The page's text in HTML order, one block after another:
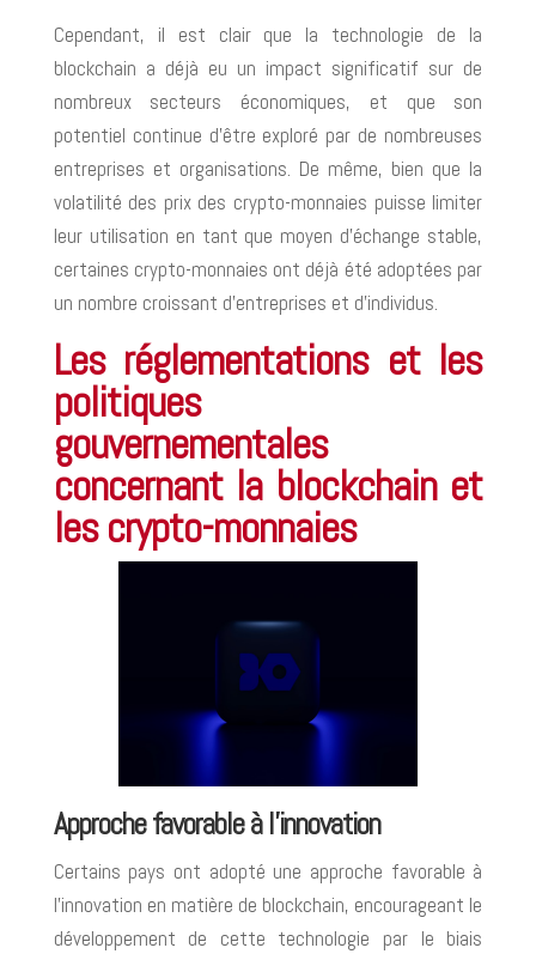
Cependant, il est clair que la technologie de la
blockchain a déjà eu un impact significatif sur de
nombreux secteurs économiques, et que son
potentiel continue d’être exploré par de nombreuses
entreprises et organisations. De même, bien que la
volatilité des prix des crypto-monnaies puisse limiter
leur utilisation en tant que moyen d’échange stable,
certaines crypto-monnaies ont déjà été adoptées par
un nombre croissant d’entreprises et d’individus.
Les réglementations et les
politiques
gouvernementales
concernant la blockchain et
les crypto-monnaies
Approche favorable à l’innovation
Certains pays ont adopté une approche favorable à
l’innovation en matière de blockchain, encourageant le
développement de cette technologie par le biais